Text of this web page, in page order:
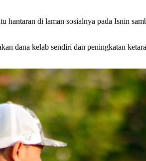
hantaran di laman sosialnya pada Isnin
dana kelab sendiri dan peningkatan